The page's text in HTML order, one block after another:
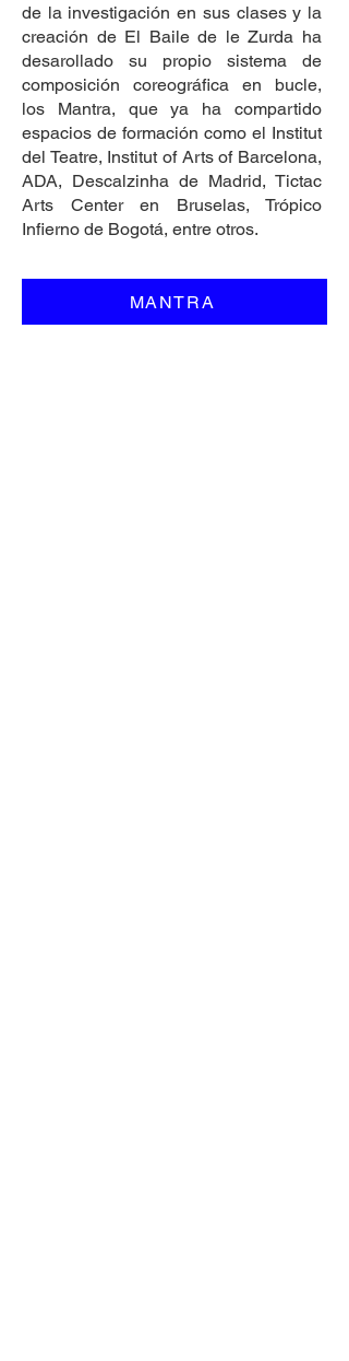
de la investigación en sus clases y la
creación de El Baile de le Zurda ha
desarollado su propio sistema de
composición coreográfica en bucle,
los Mantra, que ya ha compartido
espacios de formación como el Institut
del Teatre, Institut of Arts of Barcelona,
ADA, Descalzinha de Madrid, Tictac
Arts Center en Bruselas, Trópico
Infierno de Bogotá, entre otros.
MANTRA